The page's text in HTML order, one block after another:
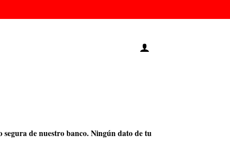
de nuestro banco. Ningún dato de tu